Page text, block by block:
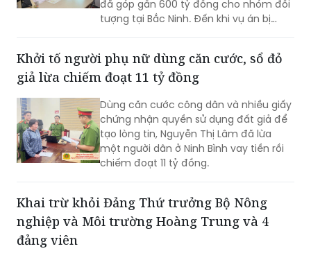
đã góp gần 600 tỷ đồng cho nhóm đối
tượng tại Bắc Ninh. Đến khi vụ án bị
Khởi tố người phụ nữ dùng căn cước, sổ đỏ
giả lừa chiếm đoạt 11 tỷ đồng
Dùng căn cước công dân và nhiều giấy
chứng nhận quyền sử dụng đất giả để
tạo lòng tin, Nguyễn Thị Lâm đã lừa
một người dân ở Ninh Bình vay tiền rồi
chiếm đoạt 11 tỷ đồng.
Khai trừ khỏi Đảng Thứ trưởng Bộ Nông
nghiệp và Môi trường Hoàng Trung và 4
đảng viên